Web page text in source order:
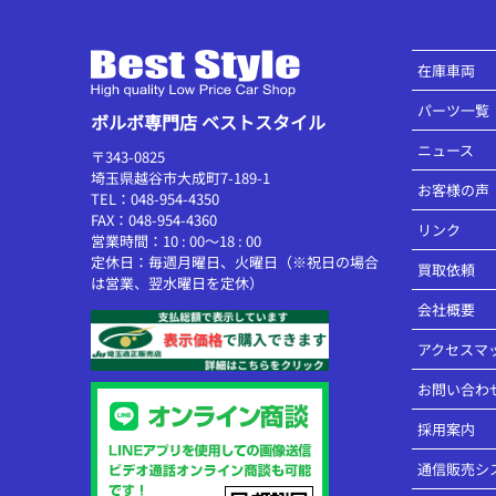
ボルボ専門店 ベストスタイル
〒343-0825
埼玉県越谷市大成町7-189-1
TEL：048-954-4350
FAX：048-954-4360
営業時間：10 : 00～18 : 00
定休日：毎週月曜日、火曜日（※祝日の場合
は営業、翌水曜日を定休）
在庫車両
パーツ一覧
ニュース
お客様の声
リンク
買取依頼
会社概要
アクセスマ
お問い合わ
採用案内
通信販売シ